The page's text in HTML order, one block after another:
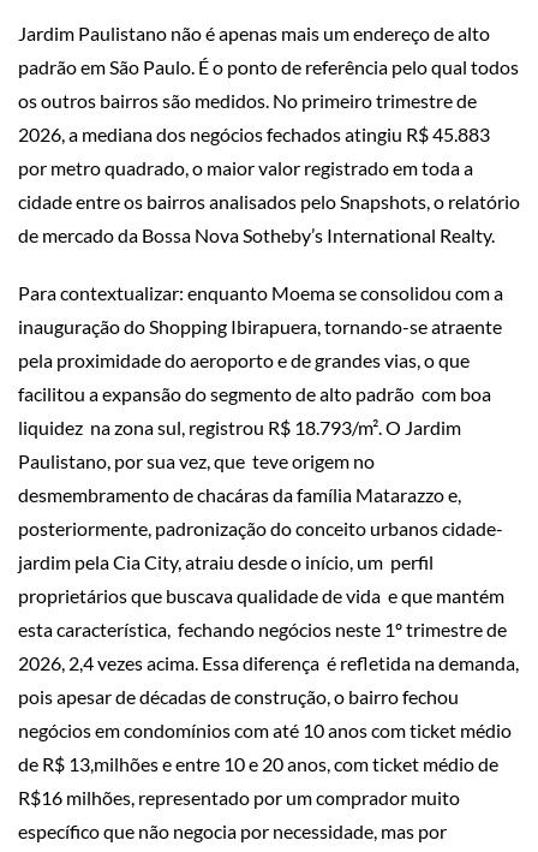
Jardim Paulistano não é apenas mais um endereço de alto
padrão em São Paulo. É o ponto de referência pelo qual todos
os outros bairros são medidos. No primeiro trimestre de
2026, a mediana dos negócios fechados atingiu R$ 45.883
por metro quadrado, o maior valor registrado em toda a
cidade entre os bairros analisados pelo Snapshots, o relatório
de mercado da Bossa Nova Sotheby’s International Realty.
Para contextualizar: enquanto Moema se consolidou com a
inauguração do Shopping Ibirapuera, tornando-se atraente
pela proximidade do aeroporto e de grandes vias, o que
facilitou a expansão do segmento de alto padrão com boa
liquidez na zona sul, registrou R$ 18.793/m². O Jardim
Paulistano, por sua vez, que teve origem no
desmembramento de chacáras da família Matarazzo e,
posteriormente, padronização do conceito urbanos cidade-
jardim pela Cia City, atraiu desde o início, um perfil
proprietários que buscava qualidade de vida e que mantém
esta característica, fechando negócios neste 1º trimestre de
2026, 2,4 vezes acima. Essa diferença é refletida na demanda,
pois apesar de décadas de construção, o bairro fechou
negócios em condomínios com até 10 anos com ticket médio
de R$ 13,milhões e entre 10 e 20 anos, com ticket médio de
R$16 milhões, representado por um comprador muito
específico que não negocia por necessidade, mas por